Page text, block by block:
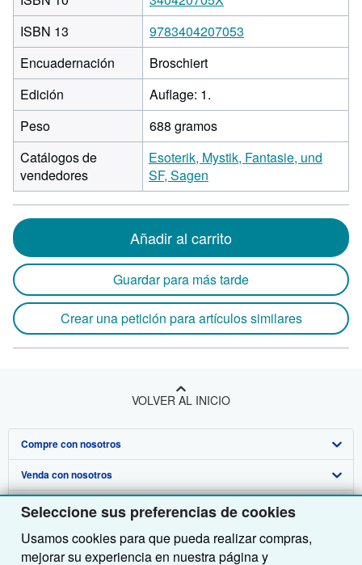
Seleccione sus preferencias de cookies
Usamos cookies para que pueda realizar compras,
mejorar su experiencia en nuestra página y
ISBN 13
9783404207053
Encuadernación
Broschiert
Edición
Auflage: 1.
Peso
688 gramos
Catálogos de
vendedores
Esoterik, Mystik, Fantasie, und
SF, Sagen
Añadir al carrito
Guardar para más tarde
Crear una petición para artículos similares
VOLVER AL INICIO
Compre con nosotros
Búsqueda avanzada
Colecciones
Mi cuenta
Venda con nosotros
Comenzar a vender
Únase a nuestro programa de afiliados
Sobre nosotros
Sobre IberLibro
Obtener Ayuda